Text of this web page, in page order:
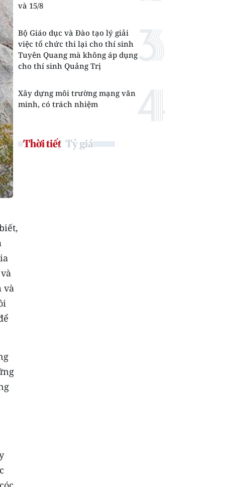
và
và 15/8
Bộ Giáo dục và Đào tạo lý giải
việc tổ chức thi lại cho thí sinh
Tuyên Quang mà không áp dụng
cho thí sinh Quảng Trị
Xây dựng môi trường mạng văn
minh, có trách nhiệm
Thời tiết Tỷ giá